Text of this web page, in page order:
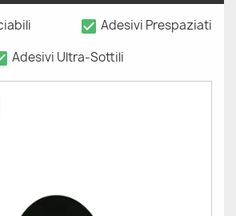
check_box Adesivi Prespaziati
Adesivi Ultra-Sottili